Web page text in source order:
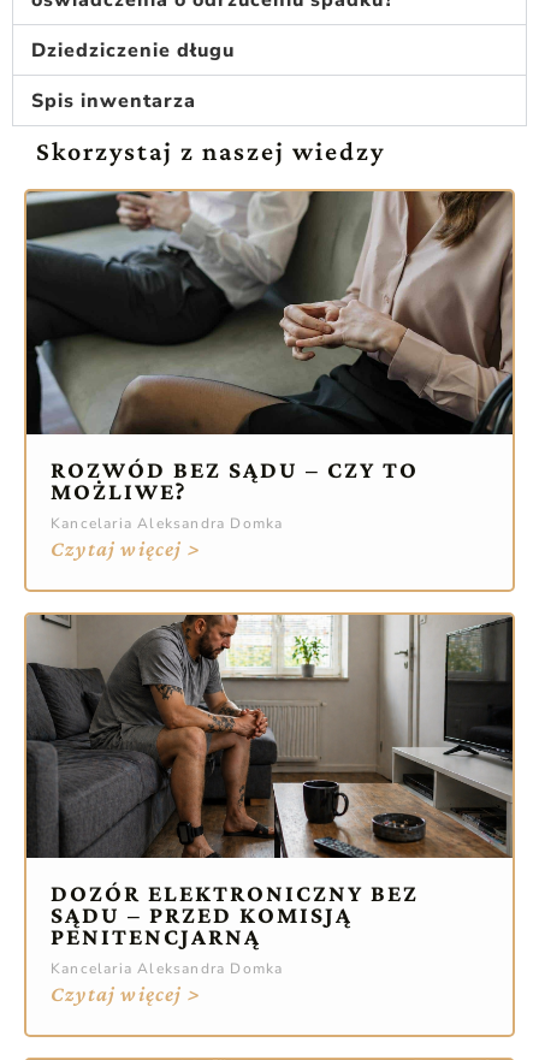
Dziedziczenie długu
Spis inwentarza
Skorzystaj z naszej wiedzy
ROZWÓD BEZ SĄDU – CZY TO
MOŻLIWE?
Kancelaria Aleksandra Domka
Czytaj więcej >
DOZÓR ELEKTRONICZNY BEZ
SĄDU – PRZED KOMISJĄ
PENITENCJARNĄ
Kancelaria Aleksandra Domka
Czytaj więcej >